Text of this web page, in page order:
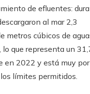
de efluentes:
al mar 2,3
metros cúbicos de
lo que representa un
en 2022 y está muy por
límites permitidos.